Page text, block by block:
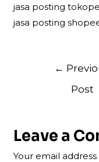
jasa posting
jasa posting
Post
←
Post
Leave a
Your email